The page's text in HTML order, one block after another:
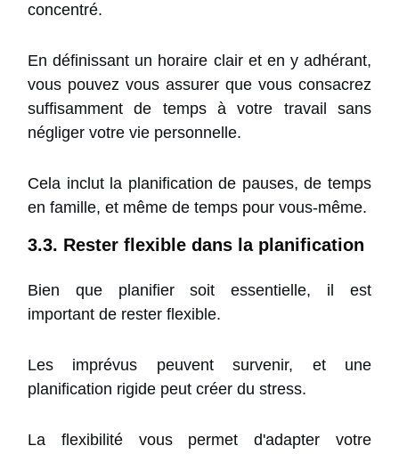
concentré.
En définissant un horaire clair et en y adhérant,
vous pouvez vous assurer que vous consacrez
suffisamment de temps à votre travail sans
négliger votre vie personnelle.
Cela inclut la planification de pauses, de temps
en famille, et même de temps pour vous-même.
3.3. Rester flexible dans la planification
Bien que planifier soit essentielle, il est
important de rester flexible.
Les imprévus peuvent survenir, et une
planification rigide peut créer du stress.
La flexibilité vous permet d'adapter votre